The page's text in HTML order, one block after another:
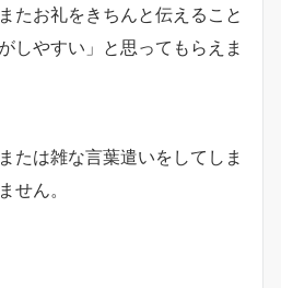
たお礼をきちんと伝えること
しやすい」と思ってもらえま
たは雑な言葉遣いをしてしま
せん。